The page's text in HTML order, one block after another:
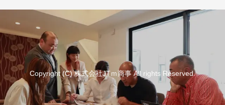
Copyright (C) 株式会社JTｍ商事 All rights Reserved.